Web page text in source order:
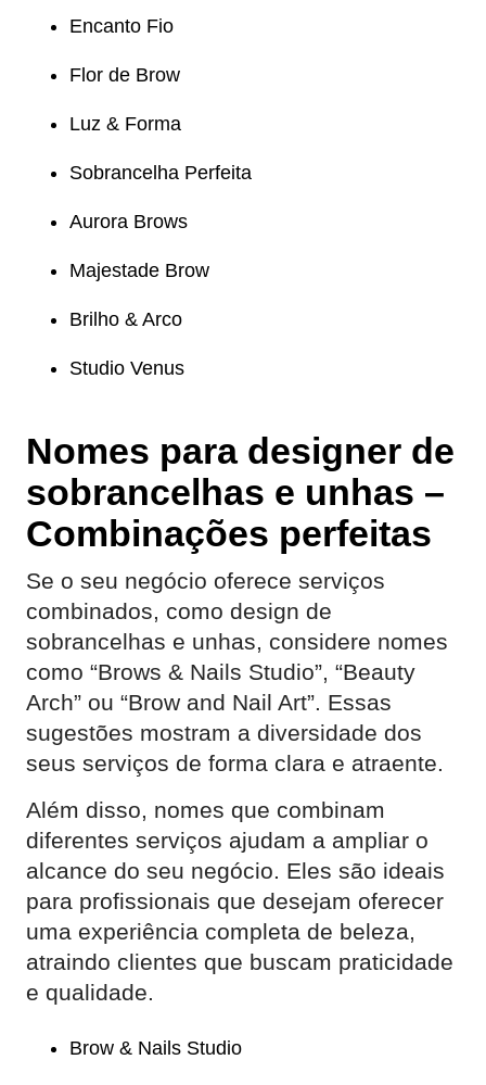
Encanto Fio
Flor de Brow
Luz & Forma
Sobrancelha Perfeita
Aurora Brows
Majestade Brow
Brilho & Arco
Studio Venus
Nomes para designer de
sobrancelhas e unhas –
Combinações perfeitas
Se o seu negócio oferece serviços
combinados, como design de
sobrancelhas e unhas, considere nomes
como “Brows & Nails Studio”, “Beauty
Arch” ou “Brow and Nail Art”. Essas
sugestões mostram a diversidade dos
seus serviços de forma clara e atraente.
Além disso, nomes que combinam
diferentes serviços ajudam a ampliar o
alcance do seu negócio. Eles são ideais
para profissionais que desejam oferecer
uma experiência completa de beleza,
atraindo clientes que buscam praticidade
e qualidade.
Brow & Nails Studio